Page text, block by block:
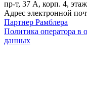
пр-т, 37 А, корп. 4,
Адрес электронной
Партнер Рамблера
Политика оператора в
данных